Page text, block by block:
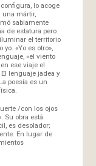
lo acoge
una mártir,
sabiamente
de estatura pero
el territorio
«Yo es otro»,
«el viento
ese viaje el
lenguaje jadea y
poesía es un
/con los ojos
Su obra está
es desolador;
En lugar de